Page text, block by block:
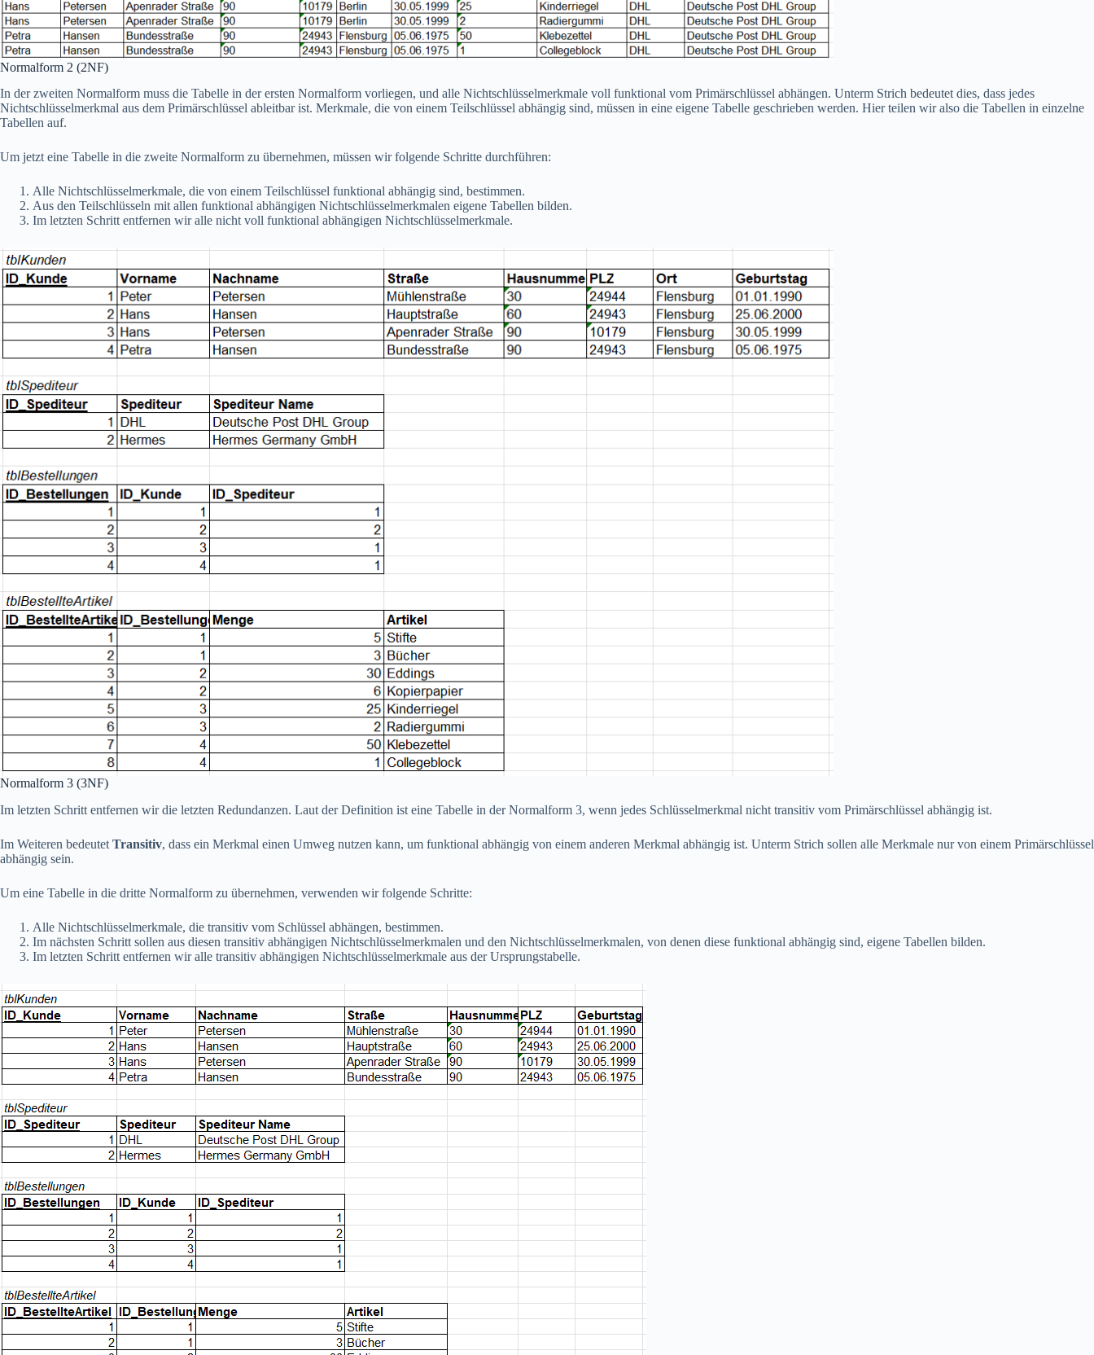
Normalform 2 (2NF)
In der zweiten Normalform muss die Tabelle in der ersten Normalform vorliegen, und alle Nichtschlüsselmerkmale voll funktional vom Primärschlüssel abhängen. Unterm Strich bedeutet dies, dass jedes
Nichtschlüsselmerkmal aus dem Primärschlüssel ableitbar ist. Merkmale, die von einem Teilschlüssel abhängig sind, müssen in eine eigene Tabelle geschrieben werden. Hier teilen wir also die Tabellen in einzelne
Tabellen auf.
Um jetzt eine Tabelle in die zweite Normalform zu übernehmen, müssen wir folgende Schritte durchführen:
Alle Nichtschlüsselmerkmale, die von einem Teilschlüssel funktional abhängig sind, bestimmen.
Aus den Teilschlüsseln mit allen funktional abhängigen Nichtschlüsselmerkmalen eigene Tabellen bilden.
Im letzten Schritt entfernen wir alle nicht voll funktional abhängigen Nichtschlüsselmerkmale.
Normalform 3 (3NF)
Im letzten Schritt entfernen wir die letzten Redundanzen. Laut der Definition ist eine Tabelle in der Normalform 3, wenn jedes Schlüsselmerkmal nicht transitiv vom Primärschlüssel abhängig ist.
Im Weiteren bedeutet Transitiv, dass ein Merkmal einen Umweg nutzen kann, um funktional abhängig von einem anderen Merkmal abhängig ist. Unterm Strich sollen alle Merkmale nur von einem Primärschlüssel
abhängig sein.
Um eine Tabelle in die dritte Normalform zu übernehmen, verwenden wir folgende Schritte:
Alle Nichtschlüsselmerkmale, die transitiv vom Schlüssel abhängen, bestimmen.
Im nächsten Schritt sollen aus diesen transitiv abhängigen Nichtschlüsselmerkmalen und den Nichtschlüsselmerkmalen, von denen diese funktional abhängig sind, eigene Tabellen bilden.
Im letzten Schritt entfernen wir alle transitiv abhängigen Nichtschlüsselmerkmale aus der Ursprungstabelle.